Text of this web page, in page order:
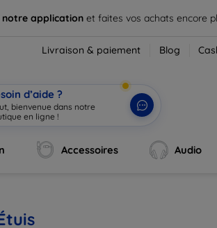
notre application et faites vos achats encore
Livraison & paiement Blog
d’aide ?
bienvenue dans notre
en ligne !
Accessoires Audio